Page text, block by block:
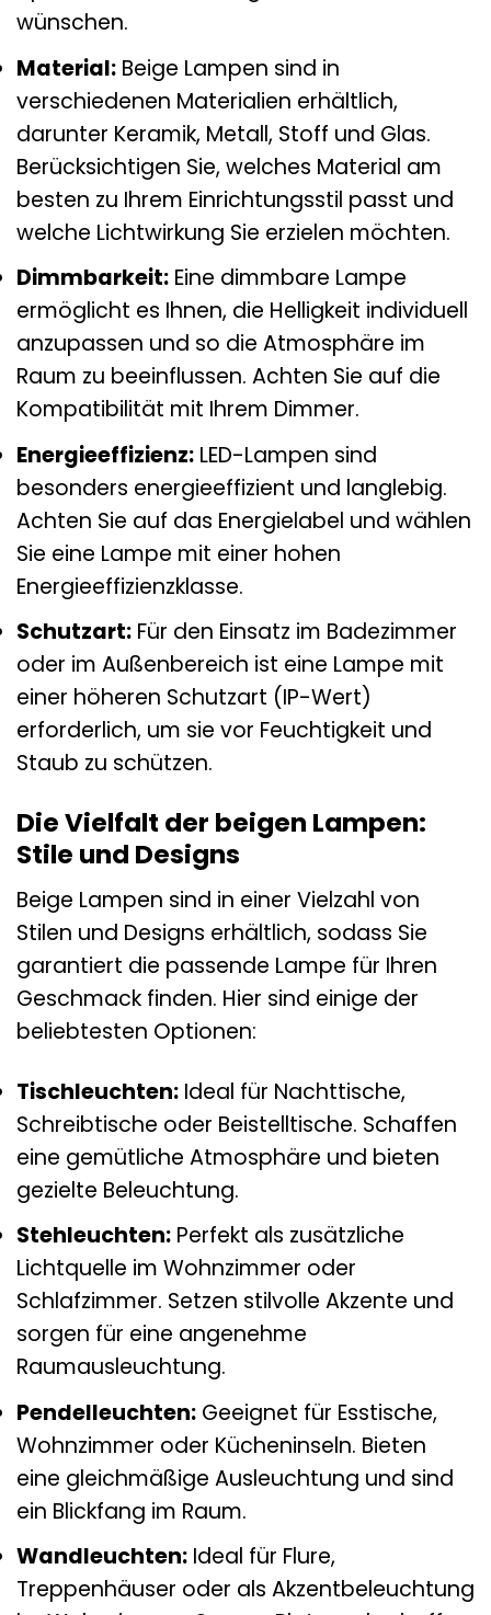
wünschen.
Material: Beige Lampen sind in
verschiedenen Materialien erhältlich,
darunter Keramik, Metall, Stoff und Glas.
Berücksichtigen Sie, welches Material am
besten zu Ihrem Einrichtungsstil passt und
welche Lichtwirkung Sie erzielen möchten.
Dimmbarkeit: Eine dimmbare Lampe
ermöglicht es Ihnen, die Helligkeit individuell
anzupassen und so die Atmosphäre im
Raum zu beeinflussen. Achten Sie auf die
Kompatibilität mit Ihrem Dimmer.
Energieeffizienz: LED-Lampen sind
besonders energieeffizient und langlebig.
Achten Sie auf das Energielabel und wählen
Sie eine Lampe mit einer hohen
Energieeffizienzklasse.
Schutzart: Für den Einsatz im Badezimmer
oder im Außenbereich ist eine Lampe mit
einer höheren Schutzart (IP-Wert)
erforderlich, um sie vor Feuchtigkeit und
Staub zu schützen.
Die Vielfalt der beigen Lampen:
Stile und Designs
Beige Lampen sind in einer Vielzahl von
Stilen und Designs erhältlich, sodass Sie
garantiert die passende Lampe für Ihren
Geschmack finden. Hier sind einige der
beliebtesten Optionen:
Tischleuchten: Ideal für Nachttische,
Schreibtische oder Beistelltische. Schaffen
eine gemütliche Atmosphäre und bieten
gezielte Beleuchtung.
Stehleuchten: Perfekt als zusätzliche
Lichtquelle im Wohnzimmer oder
Schlafzimmer. Setzen stilvolle Akzente und
sorgen für eine angenehme
Raumausleuchtung.
Pendelleuchten: Geeignet für Esstische,
Wohnzimmer oder Kücheninseln. Bieten
eine gleichmäßige Ausleuchtung und sind
ein Blickfang im Raum.
Wandleuchten: Ideal für Flure,
Treppenhäuser oder als Akzentbeleuchtung